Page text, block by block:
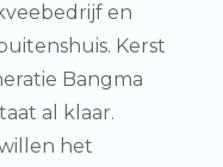
en
Kerst
Bangma
al klaar.
het